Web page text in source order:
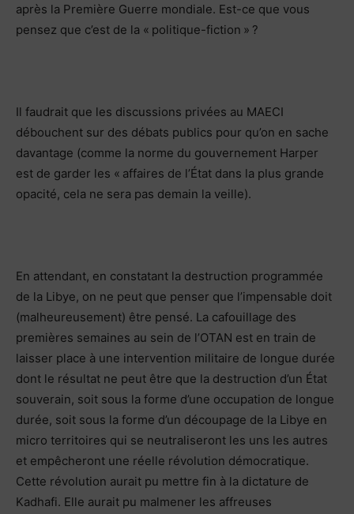
après la Première Guerre mondiale. Est-ce que vous
pensez que c’est de la « politique-fiction » ?
Il faudrait que les discussions privées au MAECI
débouchent sur des débats publics pour qu’on en sache
davantage (comme la norme du gouvernement Harper
est de garder les « affaires de l’État dans la plus grande
opacité, cela ne sera pas demain la veille).
En attendant, en constatant la destruction programmée
de la Libye, on ne peut que penser que l’impensable doit
(malheureusement) être pensé. La cafouillage des
premières semaines au sein de l’OTAN est en train de
laisser place à une intervention militaire de longue durée
dont le résultat ne peut être que la destruction d’un État
souverain, soit sous la forme d’une occupation de longue
durée, soit sous la forme d’un découpage de la Libye en
micro territoires qui se neutraliseront les uns les autres
et empêcheront une réelle révolution démocratique.
Cette révolution aurait pu mettre fin à la dictature de
Kadhafi. Elle aurait pu malmener les affreuses